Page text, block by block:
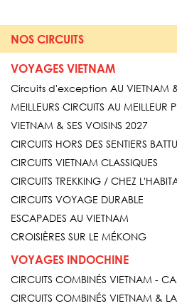
NOS CIRCUITS
VOYAGES VIETNAM
Circuits d'exception AU VIETNAM
MEILLEURS CIRCUITS AU MEILLEUR
VIETNAM & SES VOISINS 2027
CIRCUITS HORS DES SENTIERS
CIRCUITS VIETNAM CLASSIQUES
CIRCUITS TREKKING / CHEZ
CIRCUITS VOYAGE DURABLE
ESCAPADES AU VIETNAM
CROISIÈRES SUR LE MÉKONG
VOYAGES INDOCHINE
CIRCUITS COMBINÉS VIETNAM -
CIRCUITS COMBINÉS VIETNAM &